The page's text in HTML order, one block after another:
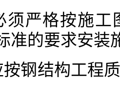
须严格按施工
准的要求安装
钢结构工程